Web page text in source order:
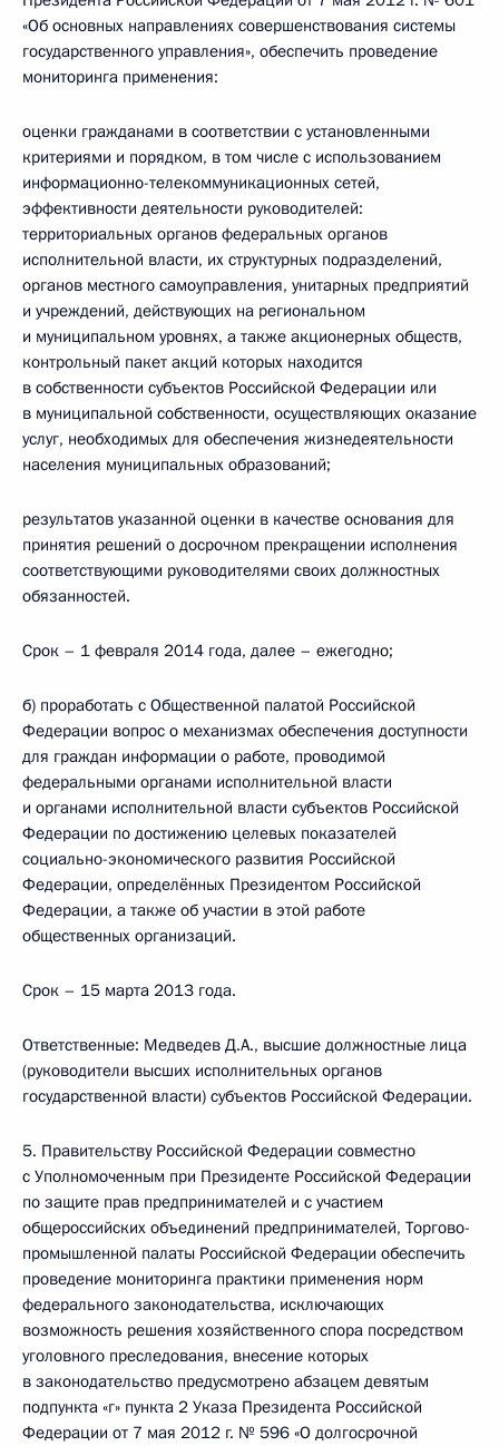
«Об основных направлениях совершенствования системы
государственного управления», обеспечить проведение
мониторинга применения:
оценки гражданами в соответствии с установленными
критериями и порядком, в том числе с использованием
информационно-телекоммуникационных сетей,
эффективности деятельности руководителей:
территориальных органов федеральных органов
исполнительной власти, их структурных подразделений,
органов местного самоуправления, унитарных предприятий
и учреждений, действующих на региональном
и муниципальном уровнях, а также акционерных обществ,
контрольный пакет акций которых находится
в собственности субъектов Российской Федерации или
в муниципальной собственности, осуществляющих оказание
услуг, необходимых для обеспечения жизнедеятельности
населения муниципальных образований;
результатов указанной оценки в качестве основания для
принятия решений о досрочном прекращении исполнения
соответствующими руководителями своих должностных
обязанностей.
Срок – 1 февраля 2014 года, далее – ежегодно;
б) проработать с Общественной палатой Российской
Федерации вопрос о механизмах обеспечения доступности
для граждан информации о работе, проводимой
федеральными органами исполнительной власти
и органами исполнительной власти субъектов Российской
Федерации по достижению целевых показателей
социально-экономического развития Российской
Федерации, определённых Президентом Российской
Федерации, а также об участии в этой работе
общественных организаций.
Срок – 15 марта 2013 года.
Ответственные: Медведев Д.А., высшие должностные лица
(руководители высших исполнительных органов
государственной власти) субъектов Российской Федерации.
5. Правительству Российской Федерации совместно
с Уполномоченным при Президенте Российской Федерации
по защите прав предпринимателей и с участием
общероссийских объединений предпринимателей, Торгово-
промышленной палаты Российской Федерации обеспечить
проведение мониторинга практики применения норм
федерального законодательства, исключающих
возможность решения хозяйственного спора посредством
уголовного преследования, внесение которых
в законодательство предусмотрено абзацем девятым
подпункта «г» пункта 2 Указа Президента Российской
Федерации от 7 мая 2012 г. № 596 «О долгосрочной